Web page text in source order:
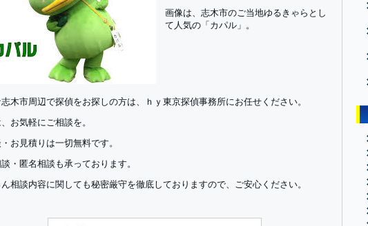
画像は、志木市のご当地ゆるきゃらとし
て人気の「カパル」。
木市周辺で探偵をお探しの方は、ｈｙ東京探偵事務所にお任せください。
お気軽にご相談を。
お見積りは一切無料です。
・匿名相談も承っております。
相談内容に関しても秘密厳守を徹底しておりますので、ご安心ください。